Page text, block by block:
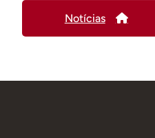
Notícias